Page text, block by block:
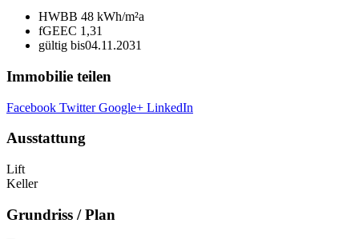
HWBB 48 kWh/m²a
fGEEC 1,31
gültig bis04.11.2031
Immobilie teilen
Facebook TwitterGoogle+ LinkedIn
Ausstattung
Lift
Keller
Grundriss / Plan